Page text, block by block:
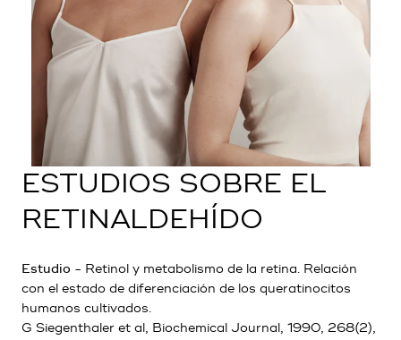
ESTUDIOS SOBRE EL
RETINALDEHÍDO
Estudio - Retinol y metabolismo de la retina. Relación
con el estado de diferenciación de los queratinocitos
humanos cultivados.
G Siegenthaler et al, Biochemical Journal, 1990, 268(2),